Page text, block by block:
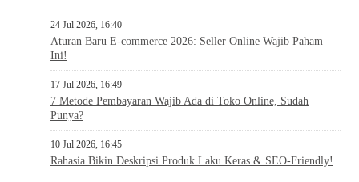
24 Jul 2026, 16:40
Aturan Baru E-commerce 2026: Seller Online Wajib Paham
Ini!
17 Jul 2026, 16:49
7 Metode Pembayaran Wajib Ada di Toko Online, Sudah
Punya?
10 Jul 2026, 16:45
Rahasia Bikin Deskripsi Produk Laku Keras & SEO-Friendly!